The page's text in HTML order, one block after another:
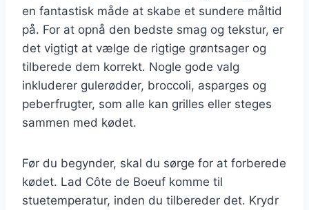
en fantastisk måde at skabe et sundere måltid
på. For at opnå den bedste smag og tekstur, er
det vigtigt at vælge de rigtige grøntsager og
tilberede dem korrekt. Nogle gode valg
inkluderer gulerødder, broccoli, asparges og
peberfrugter, som alle kan grilles eller steges
sammen med kødet.
Før du begynder, skal du sørge for at forberede
kødet. Lad Côte de Boeuf komme til
stuetemperatur, inden du tilbereder det. Krydr